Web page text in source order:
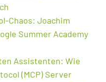
Chaos: Joachim
Summer Academy
Assistenten: Wie
(MCP) Server